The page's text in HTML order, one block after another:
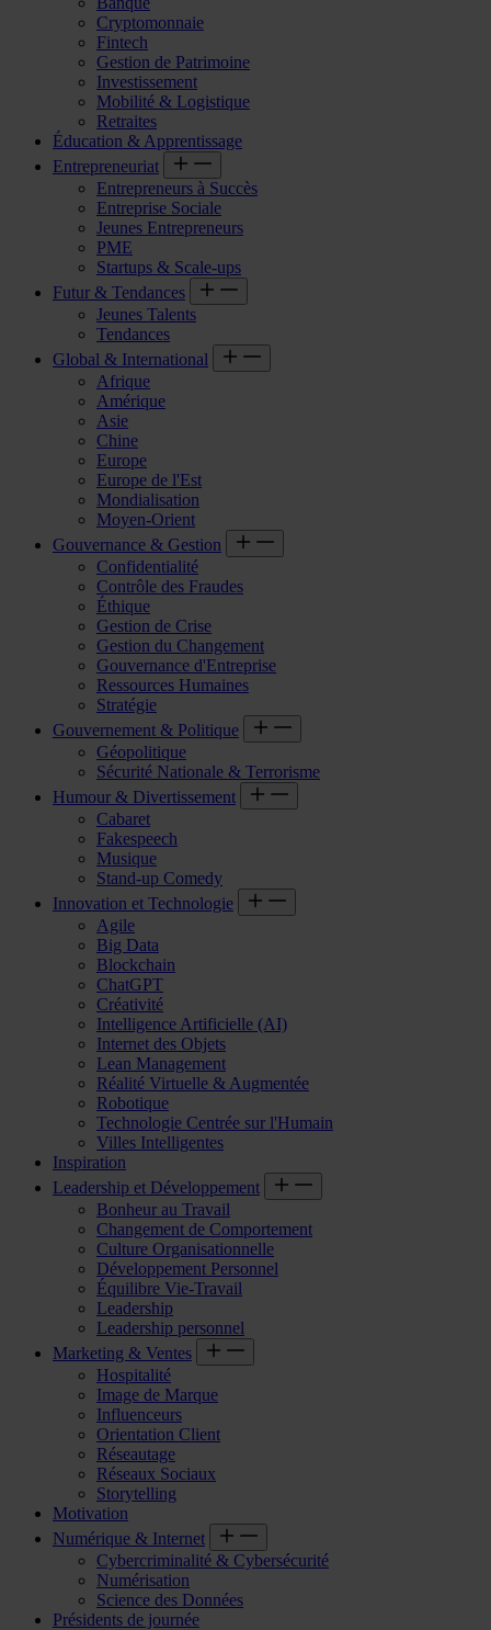
Cryptomonnaie
Fintech
Gestion de Patrimoine
Investissement
Mobilité & Logistique
Retraites
Éducation & Apprentissage
Entrepreneuriat
Entrepreneurs à Succès
Entreprise Sociale
Jeunes Entrepreneurs
PME
Startups & Scale-ups
Futur & Tendances
Jeunes Talents
Tendances
Global & International
Afrique
Amérique
Asie
Chine
Europe
Europe de l'Est
Mondialisation
Moyen-Orient
Gouvernance & Gestion
Confidentialité
Contrôle des Fraudes
Éthique
Gestion de Crise
Gestion du Changement
Gouvernance d'Entreprise
Ressources Humaines
Stratégie
Gouvernement & Politique
Géopolitique
Sécurité Nationale & Terrorisme
Humour & Divertissement
Cabaret
Fakespeech
Musique
Stand-up Comedy
Innovation et Technologie
Agile
Big Data
Blockchain
ChatGPT
Créativité
Intelligence Artificielle (AI)
Internet des Objets
Lean Management
Réalité Virtuelle & Augmentée
Robotique
Technologie Centrée sur l'Humain
Villes Intelligentes
Inspiration
Leadership et Développement
Bonheur au Travail
Changement de Comportement
Culture Organisationnelle
Développement Personnel
Équilibre Vie-Travail
Leadership
Leadership personnel
Marketing & Ventes
Hospitalité
Image de Marque
Influenceurs
Orientation Client
Réseautage
Réseaux Sociaux
Storytelling
Motivation
Numérique & Internet
Cybercriminalité & Cybersécurité
Numérisation
Science des Données
Présidents de journée